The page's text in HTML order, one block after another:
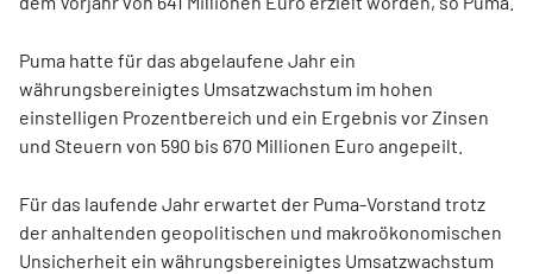
Puma hatte für das abgelaufene Jahr ein
währungsbereinigtes Umsatzwachstum im hohen
einstelligen Prozentbereich und ein Ergebnis vor Zinsen
und Steuern von 590 bis 670 Millionen Euro angepeilt.
Für das laufende Jahr erwartet der Puma-Vorstand trotz
der anhaltenden geopolitischen und makroökonomischen
Unsicherheit ein währungsbereinigtes Umsatzwachstum